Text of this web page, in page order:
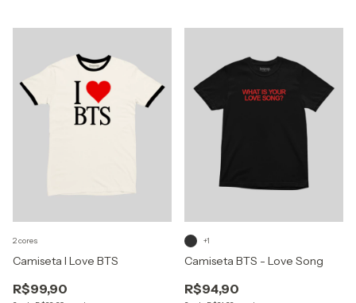
Camiseta I Love BTS
R$99,90
2 cores
Camiseta BTS - Love Song
R$94,90
+1